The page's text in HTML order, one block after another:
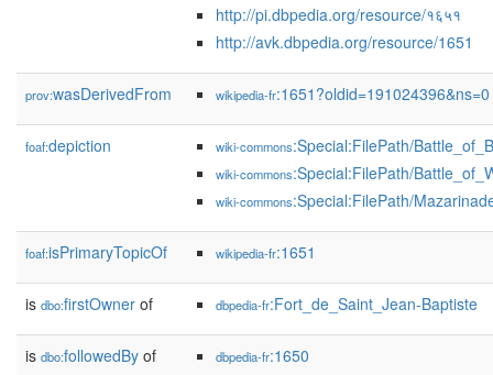
http://pi.dbpedia.org/resource/१६५१
http://avk.dbpedia.org/resource/1651
prov:wasDerivedFrom wikipedia-fr:1651?oldid=191024396&ns=0
foaf:depiction wiki-commons:Special:FilePath/
wiki-commons:Special:FilePath/
wiki-commons:Special:FilePath/
foaf:isPrimaryTopicOf wikipedia-fr:1651
is dbo:firstOwner of dbpedia-fr:Fort_de_Saint_Jean-Baptiste
is dbo:followedBy of dbpedia-fr:1650